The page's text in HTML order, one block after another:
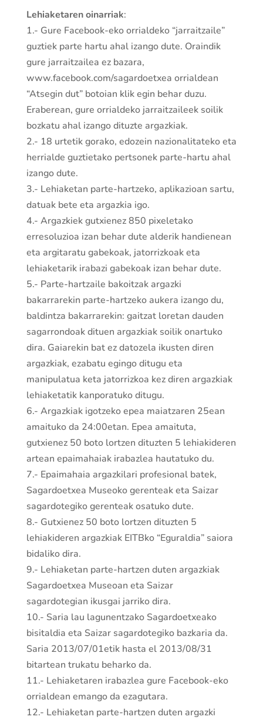
Lehiaketaren oinarriak:
1.- Gure Facebook-eko orrialdeko “jarraitzaile”
guztiek parte hartu ahal izango dute. Oraindik
gure jarraitzailea ez bazara,
www.facebook.com/sagardoetxea orrialdean
“Atsegin dut” botoian klik egin behar duzu.
Eraberean, gure orrialdeko jarraitzaileek soilik
bozkatu ahal izango dituzte argazkiak.
2.- 18 urtetik gorako, edozein nazionalitateko eta
herrialde guztietako pertsonek parte-hartu ahal
izango dute.
3.- Lehiaketan parte-hartzeko, aplikazioan sartu,
datuak bete eta argazkia igo.
4.- Argazkiek gutxienez 850 pixeletako
erresoluzioa izan behar dute alderik handienean
eta argitaratu gabekoak, jatorrizkoak eta
lehiaketarik irabazi gabekoak izan behar dute.
5.- Parte-hartzaile bakoitzak argazki
bakarrarekin parte-hartzeko aukera izango du,
baldintza bakarrarekin: gaitzat loretan dauden
sagarrondoak dituen argazkiak soilik onartuko
dira. Gaiarekin bat ez datozela ikusten diren
argazkiak, ezabatu egingo ditugu eta
manipulatua keta jatorrizkoa kez diren argazkiak
lehiaketatik kanporatuko ditugu.
6.- Argazkiak igotzeko epea maiatzaren 25ean
amaituko da 24:00etan. Epea amaituta,
gutxienez 50 boto lortzen dituzten 5 lehiakideren
artean epaimahaiak irabazlea hautatuko du.
7.- Epaimahaia argazkilari profesional batek,
Sagardoetxea Museoko gerenteak eta Saizar
sagardotegiko gerenteak osatuko dute.
8.- Gutxienez 50 boto lortzen dituzten 5
lehiakideren argazkiak EITBko “Eguraldia” saiora
bidaliko dira.
9.- Lehiaketan parte-hartzen duten argazkiak
Sagardoetxea Museoan eta Saizar
sagardotegian ikusgai jarriko dira.
10.- Saria lau lagunentzako Sagardoetxeako
bisitaldia eta Saizar sagardotegiko bazkaria da.
Saria 2013/07/01etik hasta el 2013/08/31
bitartean trukatu beharko da.
11.- Lehiaketaren irabazlea gure Facebook-eko
orrialdean emango da ezagutara.
12.- Lehiaketan parte-hartzen duten argazki